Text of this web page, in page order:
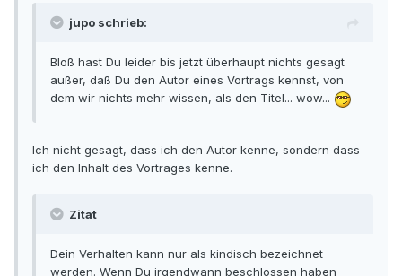
jupo schrieb:
Bloß hast Du leider bis jetzt überhaupt nichts gesagt
außer, daß Du den Autor eines Vortrags kennst, von
dem wir nichts mehr wissen, als den Titel... wow...
Ich nicht gesagt, dass ich den Autor kenne, sondern dass
ich den Inhalt des Vortrages kenne.
Zitat
Dein Verhalten kann nur als kindisch bezeichnet
werden. Wenn Du irgendwann beschlossen haben